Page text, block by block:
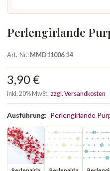
Perlengirlande
Art.-Nr.:MMD11006.14
3,90 €
inkl. 20% MwSt. zzgl. Versandkosten
Ausführung: Perlengirlande